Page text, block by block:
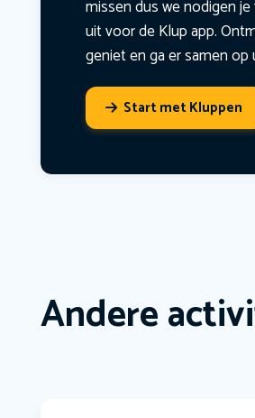
missen dus we nodigen
uit voor de Klup app.
geniet en ga er samen op
Start met Kluppen
Andere